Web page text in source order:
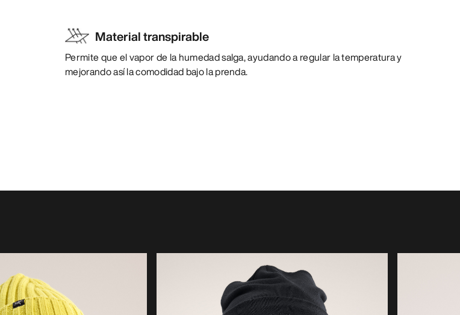
Material transpirable
Permite que el vapor de la humedad salga, ayudando a regular la temperatura y
mejorando así la comodidad bajo la prenda.